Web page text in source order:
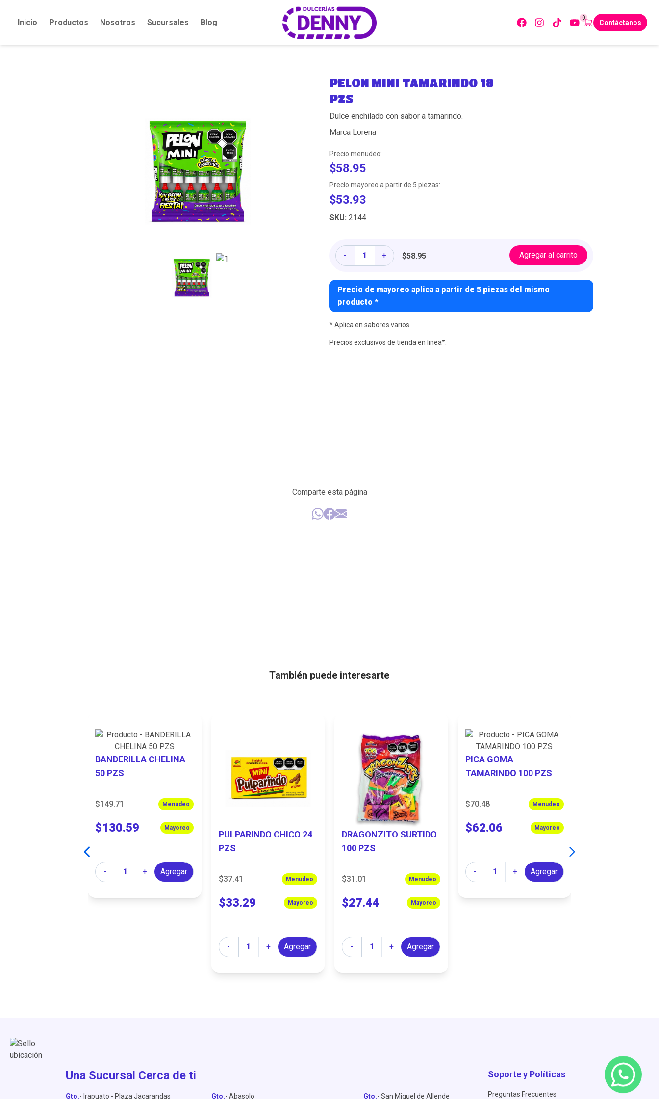
Inicio Productos Nosotros Sucursales Blog Contáctanos
0
PELON MINI TAMARINDO 18
PZS
Dulce enchilado con sabor a tamarindo.
Marca Lorena
Precio menudeo:
$58.95
Precio mayoreo a partir de 5 piezas:
$53.93
SKU: 2144
-
Cantidad + $58.95 Agregar al carrito
Precio de mayoreo aplica a partir de 5 piezas del mismo
producto *
* Aplica en sabores varios.
Precios exclusivos de tienda en línea*.
Comparte esta página
También puede interesarte
BANDERILLA CHELINA
50 PZS
$149.71 Menudeo
$130.59 Mayoreo
-
Cantidad + Agregar
PULPARINDO CHICO 24
PZS
$37.41 Menudeo
$33.29 Mayoreo
-
Cantidad + Agregar
DRAGONZITO SURTIDO
100 PZS
$31.01 Menudeo
$27.44 Mayoreo
-
Cantidad + Agregar
PICA GOMA
TAMARINDO 100 PZS
$70.48 Menudeo
$62.06 Mayoreo
-
Cantidad + Agregar
Una Sucursal Cerca de ti
Gto.- Irapuato - Plaza Jacarandas Gto.- Abasolo Gto.- San Miguel de Allende
Soporte y Políticas
Preguntas Frecuentes